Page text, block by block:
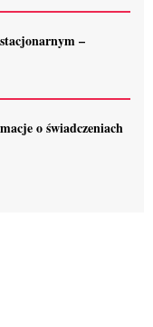
–
o świadczeniach